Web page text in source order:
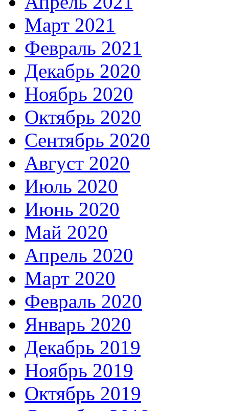
Март 2021
Февраль 2021
Декабрь 2020
Ноябрь 2020
Октябрь 2020
Сентябрь 2020
Август 2020
Июль 2020
Июнь 2020
Май 2020
Апрель 2020
Март 2020
Февраль 2020
Январь 2020
Декабрь 2019
Ноябрь 2019
Октябрь 2019